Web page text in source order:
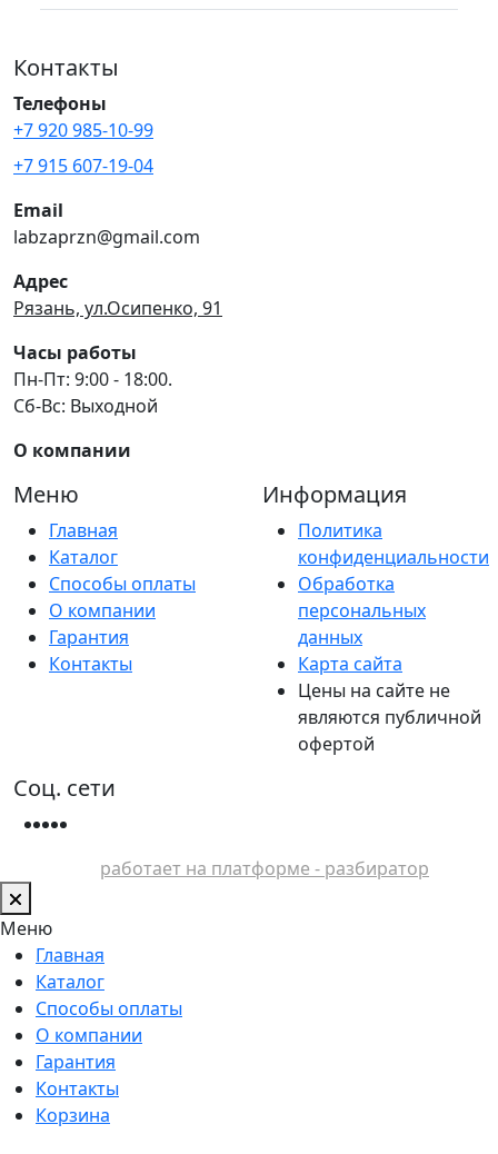
Контакты
Телефоны
+7 920 985-10-99
+7 915 607-19-04
Email
labzaprzn@gmail.com
Адрес
Рязань, ул.Осипенко, 91
Часы работы
Пн-Пт: 9:00 - 18:00.
Сб-Вс: Выходной
О компании
Меню
Главная
Каталог
Способы оплаты
О компании
Гарантия
Контакты
Информация
Политика
конфиденциальности
Обработка
персональных
данных
Карта сайта
Цены на сайте не
являются публичной
офертой
Соц. сети
работает на платформе - разбиратор
Меню
Главная
Каталог
Способы оплаты
О компании
Гарантия
Контакты
Корзина